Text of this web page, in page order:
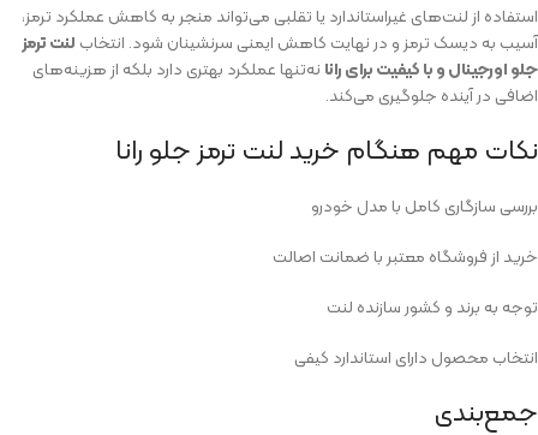
استفاده از لنت‌های غیراستاندارد یا تقلبی می‌تواند منجر به کاهش عملکرد ترمز،
آسیب به دیسک ترمز و در نهایت کاهش ایمنی سرنشینان شود. انتخاب لنت ترمز
جلو اورجینال و با کیفیت برای رانا نه‌تنها عملکرد بهتری دارد بلکه از هزینه‌های
اضافی در آینده جلوگیری می‌کند.
نکات مهم هنگام خرید لنت ترمز جلو رانا
بررسی سازگاری کامل با مدل خودرو
خرید از فروشگاه معتبر با ضمانت اصالت
توجه به برند و کشور سازنده لنت
انتخاب محصول دارای استاندارد کیفی
جمع‌بندی